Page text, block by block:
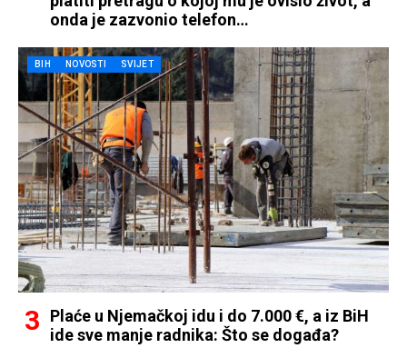
onda je zazvonio telefon…
BIH NOVOSTI SVIJET
Plaće u Njemačkoj idu i do 7.000 €, a iz BiH
ide sve manje radnika: Što se događa?